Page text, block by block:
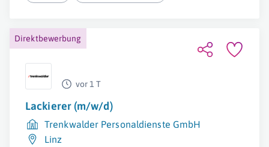
Direktbewerbung
vor 1 T
Lackierer (m/w/d)
Trenkwalder Personaldienste GmbH
Linz